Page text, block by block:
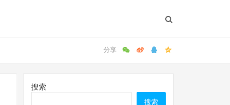
搜索
搜索